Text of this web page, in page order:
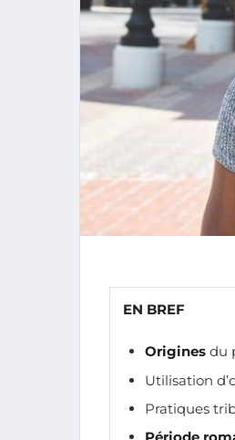
EN BREF
Origines du
Utilisation
Pratiques